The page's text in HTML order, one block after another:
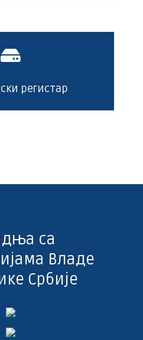
регистар
са
Владе
Србије